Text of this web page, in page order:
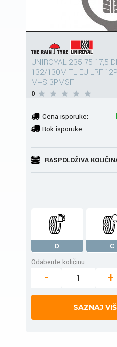
UNIROYAL 235 75 17,5
132/130M TL EU LRF
M+S 3PMSF
0
Cena isporuke:
Rok isporuke:
RASPOLOŽIVA
D C
Odaberite količinu
- +
SAZNAJ